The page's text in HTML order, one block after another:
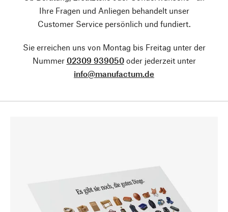
Ihre Fragen und Anliegen behandelt unser
Customer Service persönlich und fundiert.
Sie erreichen uns von Montag bis Freitag unter der
Nummer 02309 939050oder jederzeit unter
info@manufactum.de